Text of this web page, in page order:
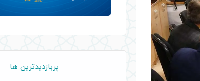
پربازدیدترین ها